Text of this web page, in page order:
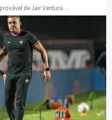
de Jair Ventura…